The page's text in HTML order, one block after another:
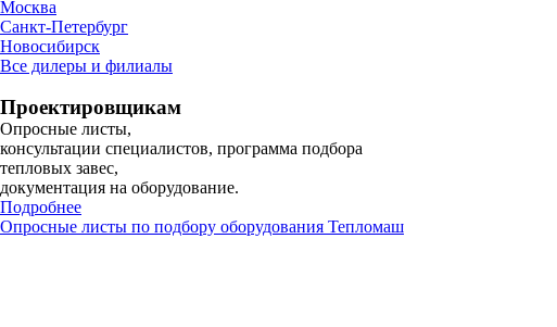
Москва
Санкт-Петербург
Новосибирск
Все дилеры и филиалы
Проектировщикам
Опросные листы,
консультации специалистов, программа подбора
тепловых завес,
документация на оборудование.
Подробнее
Опросные листы по подбору оборудования Тепломаш